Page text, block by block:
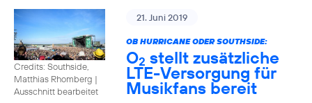
Credits: Southside,
Matthias Rhomberg |
Ausschnitt bearbeitet
21. Juni 2019
OB HURRICANE ODER SOUTHSIDE:
O2 stellt zusätzliche
LTE-Versorgung für
Musikfans bereit